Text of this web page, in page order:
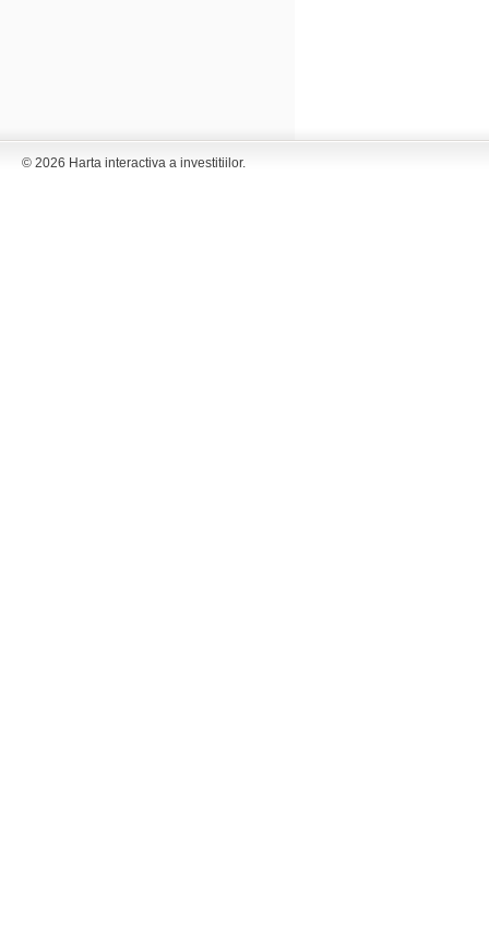
© 2026 Harta interactiva a investitiilor.